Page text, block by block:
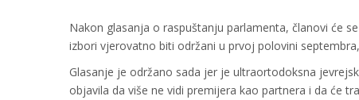
Nakon glasanja o raspuštanju parlamenta, članovi će
izbori vjerovatno biti održani u prvoj polovini
Glasanje je održano sada jer je ultraortodoksna
objavila da više ne vidi premijera kao partnera i da će